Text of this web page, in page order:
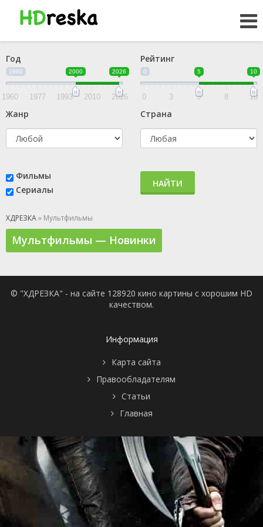
Год
1960 2000 2026
1960 1977 1993 2010 2026
Рейтинг
0 5 10
0 3 5 8 10
Жанр Страна
Фильмы
Сериалы
НАЙТИ
ХДРЕЗКА» Мультфильмы
Мультфильмы — Новинки
© "ХДРЕЗКА" - на сайте 128920 кино картины с хорошим HD
качеством.
Информация
Карта сайта
Правообладателям
Статьи
Главная